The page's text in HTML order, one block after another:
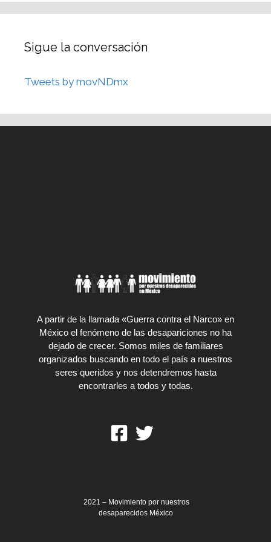
Sigue la conversación
Tweets by movNDmx
A partir de la llamada «Guerra contra el Narco» en
México el fenómeno de las desapariciones no ha
dejado de crecer. Somos miles de familiares
organizados buscando en todo el país a nuestros
seres queridos y nos detendremos hasta
encontrarles a todos y todas.
2021 – Movimiento por nuestros
desaparecidos México